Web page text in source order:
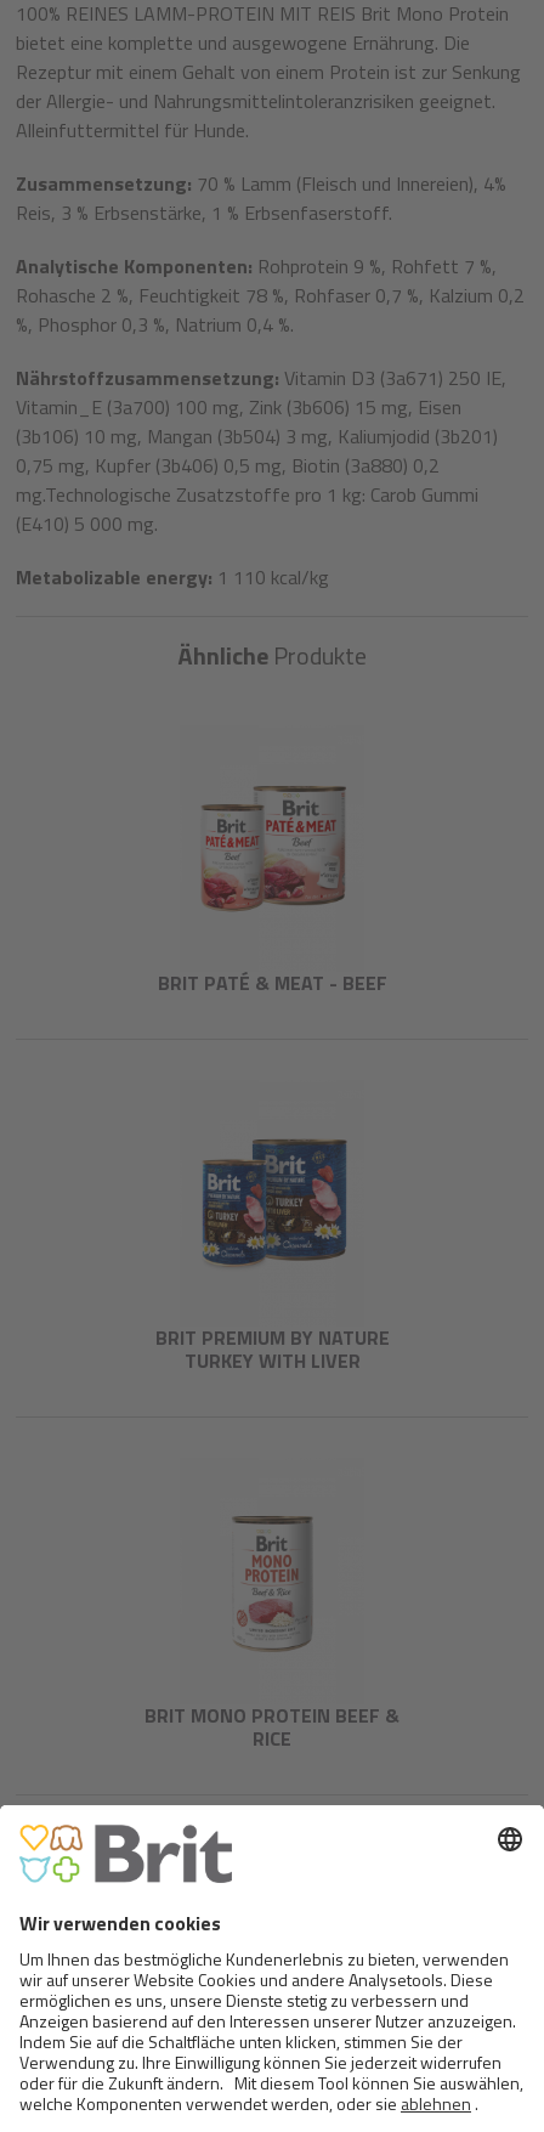
100% REINES LAMM-PROTEIN MIT REIS Brit Mono Protein
bietet eine komplette und ausgewogene Ernährung. Die
Rezeptur mit einem Gehalt von einem Protein ist zur Senkung
der Allergie- und Nahrungsmittelintoleranzrisiken geeignet.
Alleinfuttermittel für Hunde.
Zusammensetzung: 70 % Lamm (Fleisch und Innereien), 4%
Reis, 3 % Erbsenstärke, 1 % Erbsenfaserstoff.
Analytische Komponenten: Rohprotein 9 %, Rohfett 7 %,
Rohasche 2 %, Feuchtigkeit 78 %, Rohfaser 0,7 %, Kalzium 0,2
%, Phosphor 0,3 %, Natrium 0,4 %.
Nährstoffzusammensetzung: Vitamin D3 (3a671) 250 IE,
Vitamin_E (3a700) 100 mg, Zink (3b606) 15 mg, Eisen
(3b106) 10 mg, Mangan (3b504) 3 mg, Kaliumjodid (3b201)
0,75 mg, Kupfer (3b406) 0,5 mg, Biotin (3a880) 0,2
mg.Technologische Zusatzstoffe pro 1 kg: Carob Gummi
(E410) 5 000 mg.
Metabolizable energy: 1 110 kcal/kg
ÄhnlicheProdukte
BRIT PATÉ & MEAT - BEEF
BRIT PREMIUM BY NATURE
TURKEY WITH LIVER
BRIT MONO PROTEIN BEEF &
RICE
BRIT PREMIUM BY NATURE
PORK WITH TRACHEA